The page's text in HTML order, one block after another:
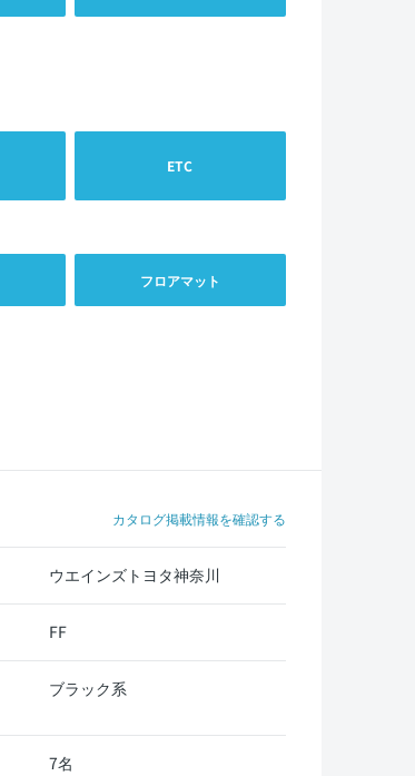
ETC
フロアマット
カタログ掲載情報を確認する
ウエインズトヨタ神奈川
FF
ブラック系
7名